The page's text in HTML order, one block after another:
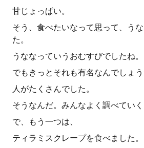
甘じょっぱい。
そう、食べたいなって思って、う
た。
うななっていうおむすびでしたね。
でもきっとそれも有名なんでしょう
人がたくさんでした。
そうなんだ。みんなよく調べていく
で、もう一つは、
ティラミスクレープを食べました。